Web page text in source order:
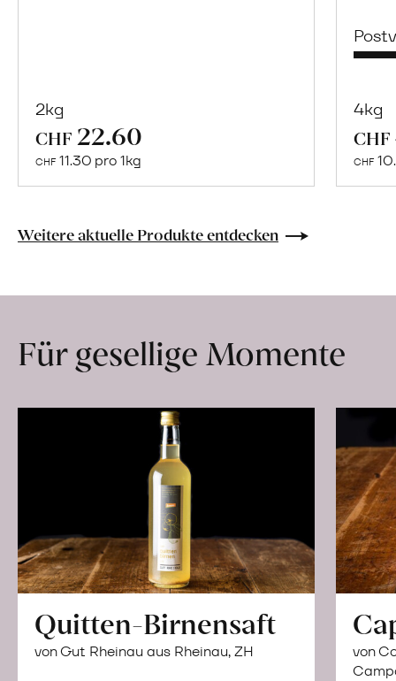
2kg
CHF 22.60
CHF 11.30 pro 1kg
Naturbelassene
Lebensmittel
Hof
erfahren
4kg
CHF
CHF
Weitere aktuelle Produkte entdecken
Für gesellige Momente
Quitten-Birnensaft
von Gut Rheinau aus Rheinau, ZH
von